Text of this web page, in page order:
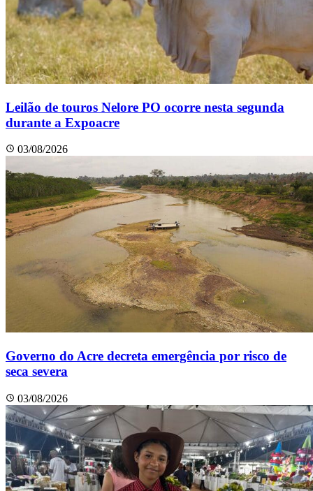
Leilão de touros Nelore PO ocorre nesta segunda
durante a Expoacre
03/08/2026
Governo do Acre decreta emergência por risco de
seca severa
03/08/2026